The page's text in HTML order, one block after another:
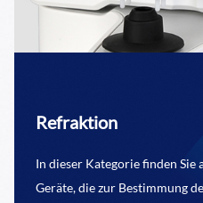
Refraktion
In dieser Kategorie finden Sie
Geräte, die zur Bestimmung